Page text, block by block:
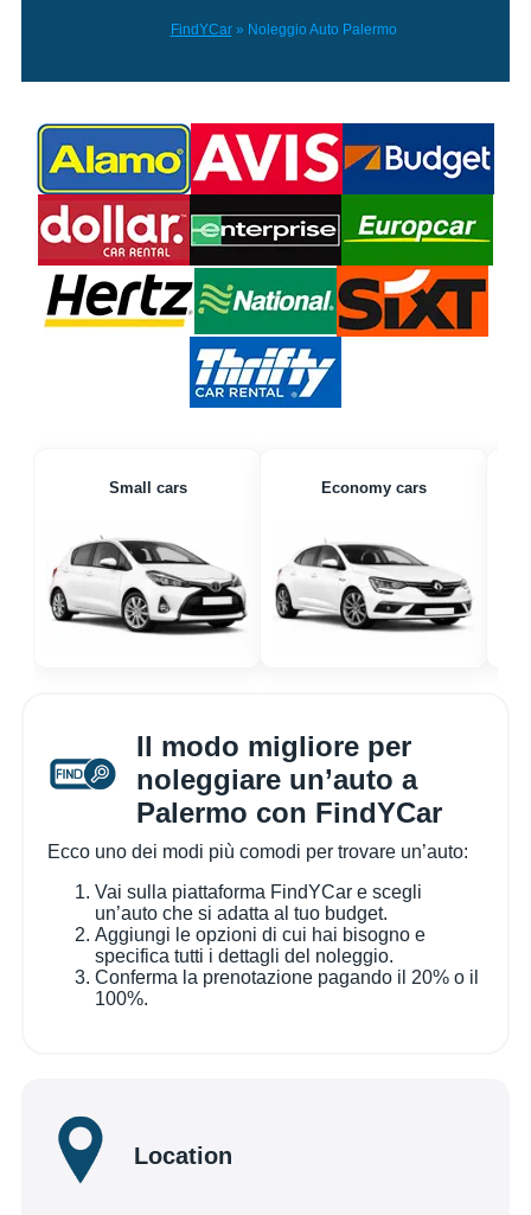
FindYCar » Noleggio Auto Palermo
Small cars Economy cars
Il modo migliore per
noleggiare un’auto a
Palermo con FindYCar
Ecco uno dei modi più comodi per trovare un’auto:
Vai sulla piattaforma FindYCar e scegli
un’auto che si adatta al tuo budget.
Aggiungi le opzioni di cui hai bisogno e
specifica tutti i dettagli del noleggio.
Conferma la prenotazione pagando il 20% o il
100%.
Location